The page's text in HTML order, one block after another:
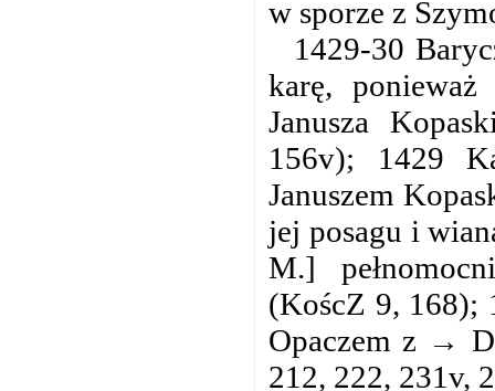
w sporze z
1429-30
karę,
Janusza
156v); 1429
Januszem
jej posagu i
M.]
(KoścZ 9, 168);
Opaczem z →
212, 222, 231v,